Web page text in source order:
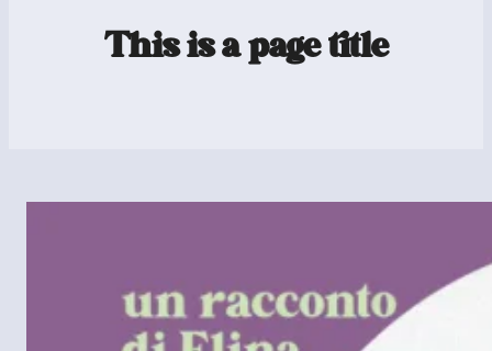
This is a page title